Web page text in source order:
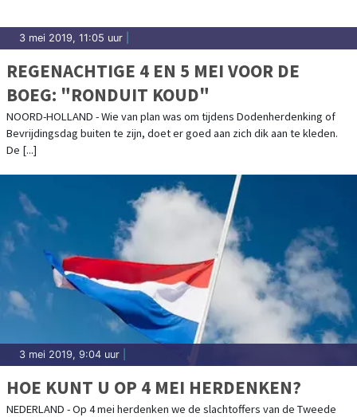
3 mei 2019, 11:05 uur
REGENACHTIGE 4 EN 5 MEI VOOR DE
BOEG: "RONDUIT KOUD"
NOORD-HOLLAND - Wie van plan was om tijdens Dodenherdenking of
Bevrijdingsdag buiten te zijn, doet er goed aan zich dik aan te kleden.
De [...]
3 mei 2019, 9:04 uur
HOE KUNT U OP 4 MEI HERDENKEN?
NEDERLAND - Op 4 mei herdenken we de slachtoffers van de Tweede